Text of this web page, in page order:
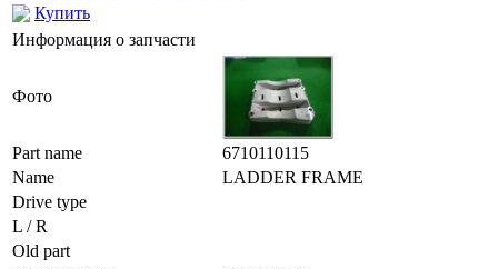
Купить
Информация о запчасти
Фото
Part name
6710110115
Name
LADDER FRAME
Drive type
L / R
Old part